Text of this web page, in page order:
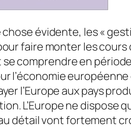
chose évidente, les «
faire monter les
comprendre en
l’économie
l’Europe aux pays
L’Europe ne dispose
détail vont fortement